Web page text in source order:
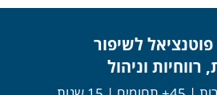
לשיפור
רווחיות וניהול